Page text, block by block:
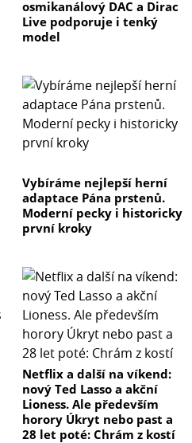
osmikanálový DAC a Dirac
Live podporuje i tenký
model
Vybíráme nejlepší herní
adaptace Pána prstenů.
Moderní pecky i historicky
první kroky
Netflix a další na víkend:
nový Ted Lasso a akční
Lioness. Ale především
horory Úkryt nebo past a
28 let poté: Chrám z kostí